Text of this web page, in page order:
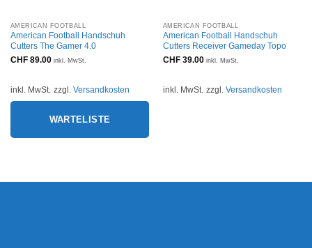
AMERICAN FOOTBALL
American Football Handschuh
Cutters The Gamer 4.0
CHF89.00 inkl. MwSt.
inkl. MwSt. zzgl. Versandkosten
WARTELISTE
AMERICAN FOOTBALL
American Football Handschuh
Cutters Receiver Gameday Topo
CHF39.00 inkl. MwSt.
inkl. MwSt. zzgl. Versandkosten